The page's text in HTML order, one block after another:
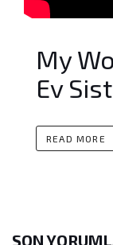
My
Ev
READ MORE
SON